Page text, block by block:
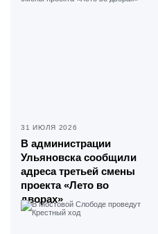
31 ИЮЛЯ 2026
В администрации
Ульяновска сообщили
адреса третьей смены
проекта «Лето во
дворах»